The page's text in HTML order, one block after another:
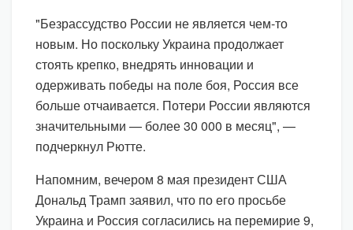
"Безрассудство России не является чем-то
новым. Но поскольку Украина продолжает
стоять крепко, внедрять инновации и
одерживать победы на поле боя, Россия все
больше отчаивается. Потери России являются
значительными — более 30 000 в месяц", —
подчеркнул Рютте.
Напомним, вечером 8 мая президент США
Дональд Трамп заявил, что по его просьбе
Украина и Россия согласились на перемирие 9,